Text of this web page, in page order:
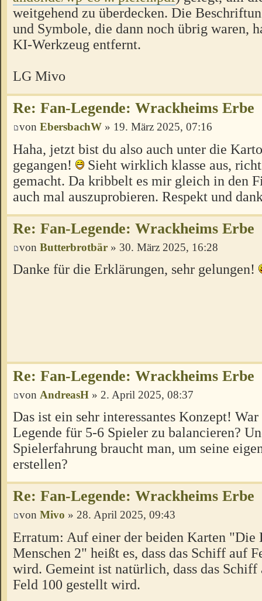
weitgehend zu überdecken. Die
und Symbole, die dann noch übrig waren,
KI-Werkzeug entfernt.
LG Mivo
Re: Fan-Legende: Wrackheims Erbe
von EbersbachW » 19. März 2025, 07:16
Haha, jetzt bist du also auch unter die
gegangen!
Sieht wirklich klasse aus,
gemacht. Da kribbelt es mir gleich in den
auch mal auszuprobieren. Respekt und
Re: Fan-Legende: Wrackheims Erbe
von Butterbrotbär » 30. März 2025, 16:28
Danke für die Erklärungen, sehr gelungen!
Re: Fan-Legende: Wrackheims Erbe
von AndreasH » 2. April 2025, 08:37
Das ist ein sehr interessantes Konzept!
Legende für 5-6 Spieler zu balancieren?
Spielerfahrung braucht man, um seine
erstellen?
Re: Fan-Legende: Wrackheims Erbe
von Mivo » 28. April 2025, 09:43
Erratum: Auf einer der beiden Karten "Die
Menschen 2" heißt es, dass das Schiff auf
wird. Gemeint ist natürlich, dass das Schiff
Feld 100 gestellt wird.